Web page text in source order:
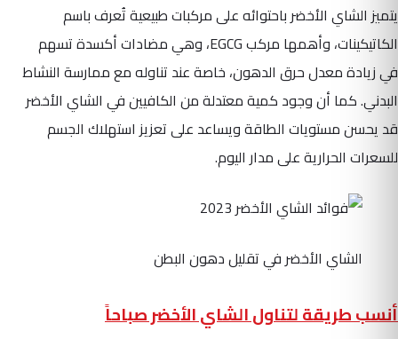
يتميز الشاي الأخضر باحتوائه على مركبات طبيعية تُعرف باسم
الكاتيكينات، وأهمها مركب EGCG، وهي مضادات أكسدة تسهم
في زيادة معدل حرق الدهون، خاصة عند تناوله مع ممارسة النشاط
البدني. كما أن وجود كمية معتدلة من الكافيين في الشاي الأخضر
قد يحسن مستويات الطاقة ويساعد على تعزيز استهلاك الجسم
للسعرات الحرارية على مدار اليوم.
الشاي الأخضر في تقليل دهون البطن
أنسب طريقة لتناول الشاي الأخضر صباحاً